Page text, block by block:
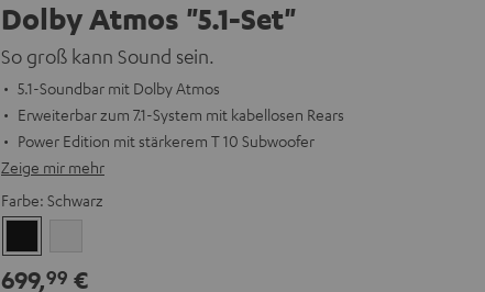
Dolby Atmos "5.1-Set"
So groß kann Sound sein.
5.1-Soundbar mit Dolby Atmos
Erweiterbar zum 7.1-System mit kabellosen Rears
Power Edition mit stärkerem T 10 Subwoofer
Zeige mir mehr
Farbe: Schwarz
699,99 €